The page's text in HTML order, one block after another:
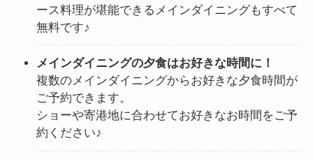
ース料理が堪能できるメインダイニングもすべて
無料です♪
メインダイニングの夕食はお好きな時間に！
複数のメインダイニングからお好きな夕食時間が
ご予約できます。
ショーや寄港地に合わせてお好きなお時間をご予
約ください♪